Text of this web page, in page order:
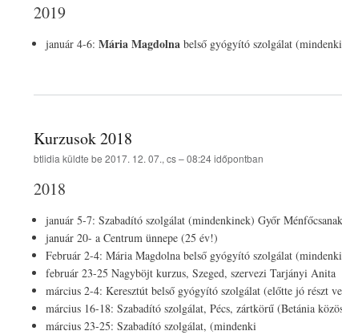
2019
január 4-6: Mária Magdolna belső gyógyító szolgálat
Kurzusok 2018
btlidiaküldte be 2017. 12. 07., cs – 08:24időpontban
2018
január 5-7: Szabadító szolgálat (mindenkinek) Győr Ménfőcsanak
január 20- a Centrum ünnepe (25 év!)
Február 2-4: Mária Magdolna belső gyógyító szolgálat
február 23-25 Nagyböjt kurzus, Szeged, szervezi Tarjányi Anita
március 2-4: Keresztút belső gyógyító szolgálat (előtte jó részt
március 16-18: Szabadító szolgálat, Pécs, zártkörű (Betánia
március 23-25: Szabadító szolgálat, (mindenki